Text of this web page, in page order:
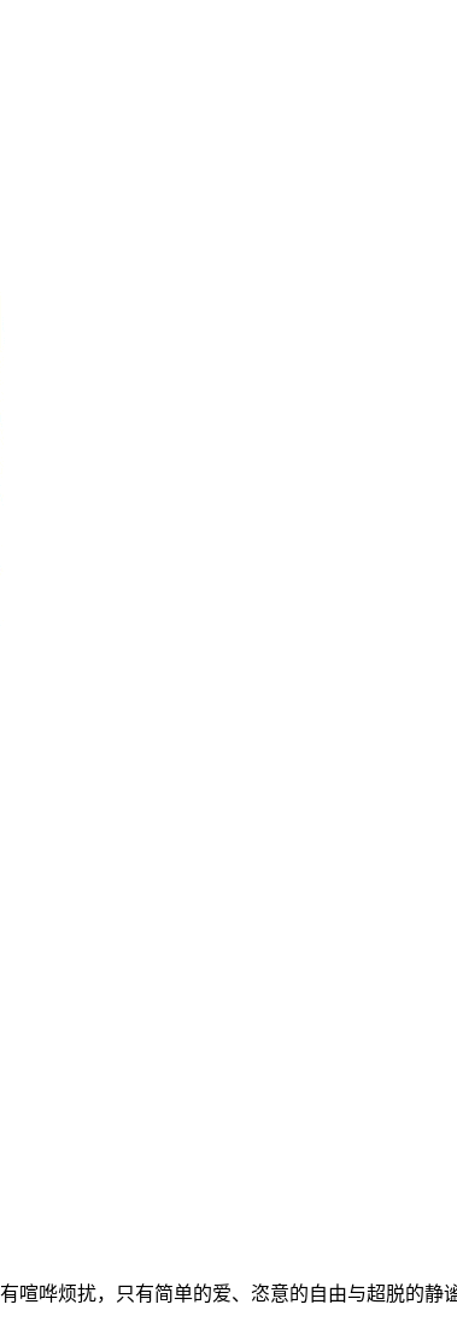
喧哗烦扰，只有简单的爱、恣意的自由与超脱的